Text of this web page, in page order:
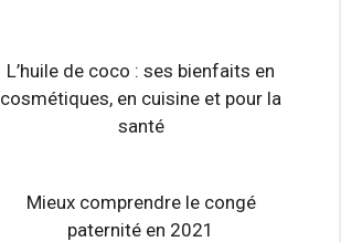
L’huile de coco : ses bienfaits en
cosmétiques, en cuisine et pour la
santé
Mieux comprendre le congé
paternité en 2021